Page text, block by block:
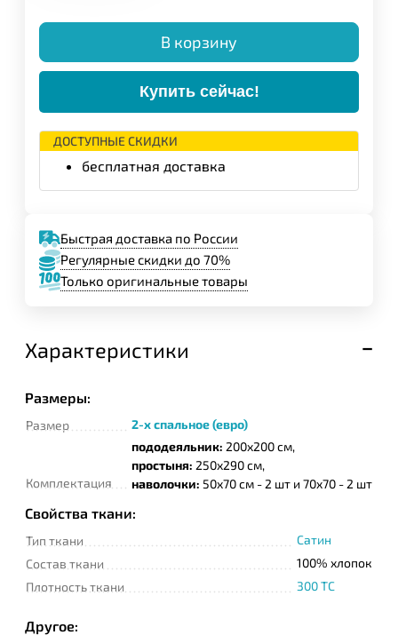
В корзину
Купить сейчас!
ДОСТУПНЫЕ СКИДКИ
бесплатная доставка
Быстрая доставка по России
Регулярные скидки до 70%
Только оригинальные товары
Характеристики
Размеры:
Размер 2-х спальное (евро)
Комплектация
пододеяльник: 200х200 см,
простыня: 250х290 см,
наволочки: 50х70 см - 2 шт и 70х70 - 2 шт
Свойства ткани:
Тип ткани
Сатин
Состав ткани
100% хлопок
Плотность ткани
300 TC
Другое: